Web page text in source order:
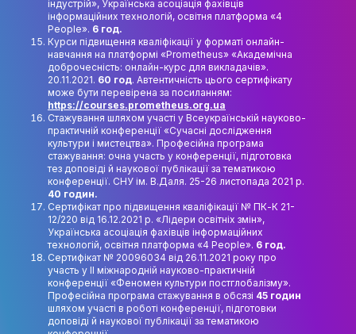
індустрій», Українська асоціація фахівців
інформаційних технологій, освітня платформа «4
People». 6 год.
Курси підвищення кваліфікації у форматі онлайн-
навчання на платформі «Prometheus» «Академічна
доброчесність: онлайн-курс для викладачів».
20.11.2021. 60 год. Автентичність цього сертифікату
може бути перевірена за посиланням:
https://courses.prometheus.org.ua
Стажування шляхом участі у Всеукраїнській науково-
практичній конференції «Сучасні дослідження
культури і мистецтва». Професійна програма
стажування: очна участь у конференції, підготовка
тез доповіді й наукової публікації за тематикою
конференції. СНУ ім. В.Даля. 25-26 листопада 2021 р.
40 годин.
Сертифікат про підвищення кваліфікації № ПК-К 21-
12/220 від 16.12.2021 р. «Лідери освітніх змін»,
Українська асоціація фахівців інформаційних
технологій, освітня платформа «4 People». 6 год.
Сертифікат № 20096034 від 26.11.2021 року про
участь у ІІ міжнародній науково-практичній
конференції «Феномен культури постглобалізму».
Професійна програма стажування в обсязі 45 годин
шляхом участі в роботі конференції, підготовки
доповіді й наукової публікації за тематикою